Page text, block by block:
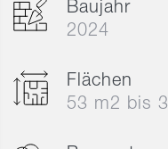
Baujahr
2024
Flächen
53 m2 bis